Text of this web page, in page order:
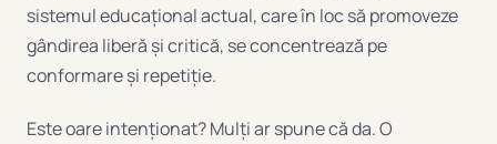
sistemul educațional actual, care în loc să promoveze
gândirea liberă și critică, se concentrează pe
conformare și repetiție.
Este oare intenționat? Mulți ar spune că da. O